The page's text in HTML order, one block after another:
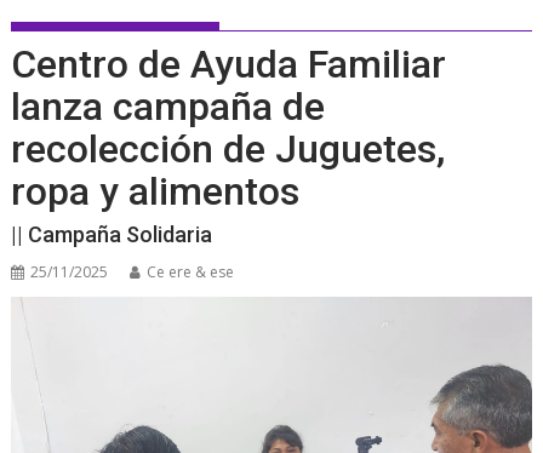
Centro de Ayuda Familiar
lanza campaña de
recolección de Juguetes,
ropa y alimentos
|| Campaña Solidaria
25/11/2025 Ce ere & ese